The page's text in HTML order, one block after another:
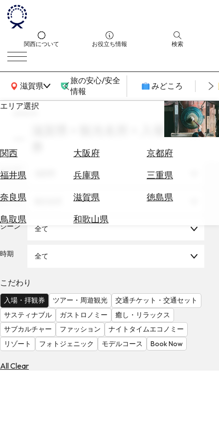
関西について お役立ち情報 検索
滋賀県
関西広域MAP
旅の安心/安全
情報
みどころ
エリア選択
関西 大阪府
京都府
福井県
兵庫県
三重県
奈良県
滋賀県
徳島県
鳥取県
和歌山県
エ
券
テ
を
る
気
を
見
る
search
滋賀県 × 観光名所 × 入場・拝観
エリア
テーマ
シーン 全て
時期 全て
こだわり
入場・拝観券 ツアー・周遊観光
交通チケット・交通セット
サスティナブル
ガストロノミー
癒し・リラックス
サブカルチャー
ファッション
ナイトタイムエコノミー
リゾート
フォトジェニック モデルコース Book Now
All Clear